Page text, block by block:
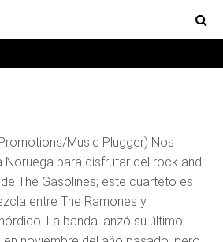
una trompada
punk y metal
Music Plugger) Nos
Noruega para disfrutar del rock and
The Gasolines; este cuarteto es
entre The Ramones y
La banda lanzó su último